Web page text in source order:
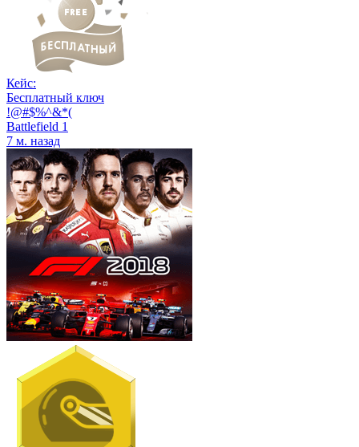
Кейс:
Бесплатный ключ
!@#$%^&*(
Battlefield 1
7 м. назад